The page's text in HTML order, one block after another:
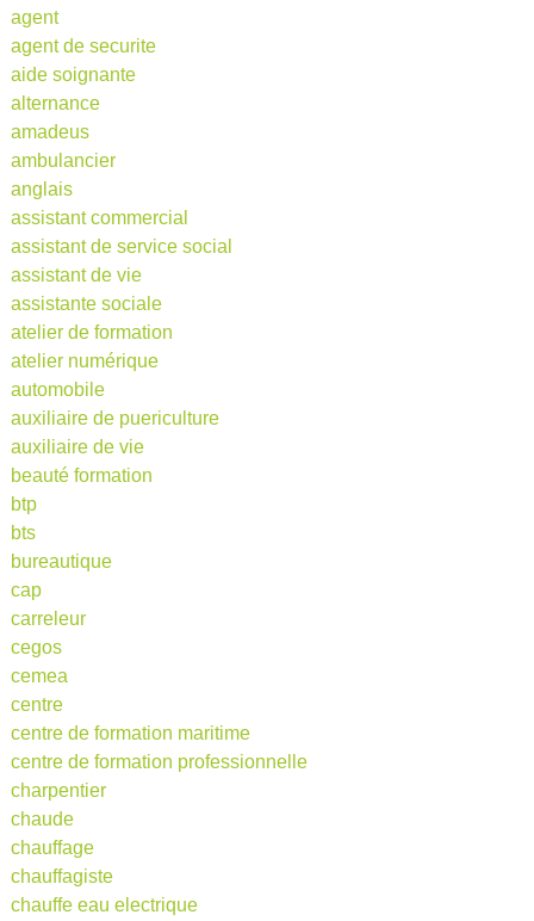
agent
agent de securite
aide soignante
alternance
amadeus
ambulancier
anglais
assistant commercial
assistant de service social
assistant de vie
assistante sociale
atelier de formation
atelier numérique
automobile
auxiliaire de puericulture
auxiliaire de vie
beauté formation
btp
bts
bureautique
cap
carreleur
cegos
cemea
centre
centre de formation maritime
centre de formation professionnelle
charpentier
chaude
chauffage
chauffagiste
chauffe eau electrique